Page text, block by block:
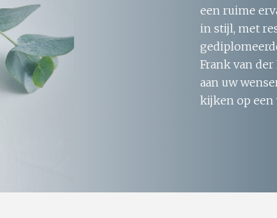
een ruime
in stijl, met
Frank van
aan uw
kijken op een